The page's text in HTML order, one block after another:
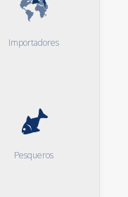
Importadores
Pesqueros